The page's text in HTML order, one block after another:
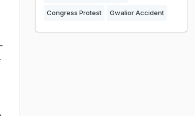
Congress Protest Gwalior Accident